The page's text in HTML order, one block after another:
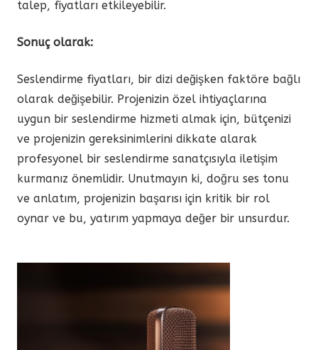
talep, fiyatları etkileyebilir.
Sonuç olarak:
Seslendirme fiyatları, bir dizi değişken faktöre bağlı
olarak değişebilir. Projenizin özel ihtiyaçlarına
uygun bir seslendirme hizmeti almak için, bütçenizi
ve projenizin gereksinimlerini dikkate alarak
profesyonel bir seslendirme sanatçısıyla iletişim
kurmanız önemlidir. Unutmayın ki, doğru ses tonu
ve anlatım, projenizin başarısı için kritik bir rol
oynar ve bu, yatırım yapmaya değer bir unsurdur.